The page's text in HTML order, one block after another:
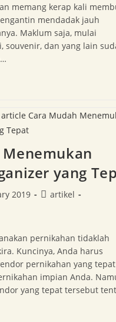
memang kerap kali
mendadak jauh
Maklum saja, mulai
souvenir, dan yang lain
yang
2019
artikel
pernikahan tidaklah
Kuncinya, Anda harus
pernikahan yang
impian Anda.
yang tepat tersebut